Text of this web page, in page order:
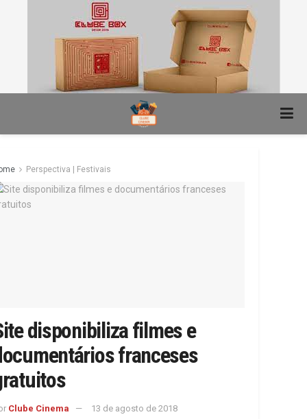
Perspectiva | Festivais
disponibiliza filmes e
franceses
Clube Cinema 13 de agosto de 2018